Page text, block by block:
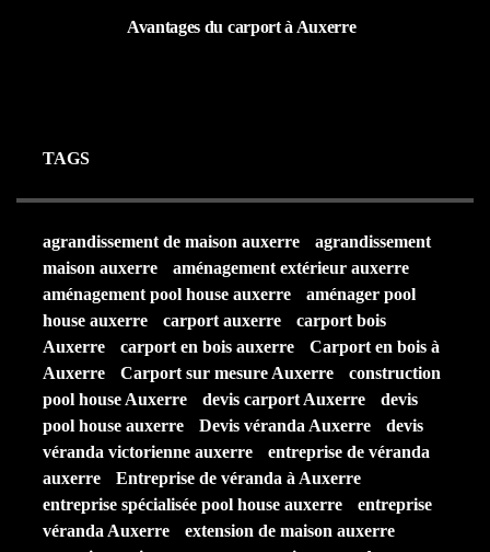
Avantages du carport à Auxerre
TAGS
agrandissement de maison auxerre
agrandissement
maison auxerre
aménagement extérieur auxerre
aménagement pool house auxerre
aménager pool
house auxerre
carport auxerre
carport bois
Auxerre
carport en bois auxerre
Carport en bois à
Auxerre
Carport sur mesure Auxerre
construction
pool house Auxerre
devis carport Auxerre
devis
pool house auxerre
Devis véranda Auxerre
devis
véranda victorienne auxerre
entreprise de véranda
auxerre
Entreprise de véranda à Auxerre
entreprise spécialisée pool house auxerre
entreprise
véranda Auxerre
extension de maison auxerre